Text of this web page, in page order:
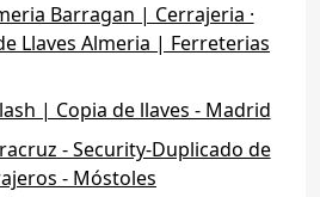
Barragan | Cerrajeria ·
Llaves Almeria | Ferreterias
| Copia de llaves - Madrid
- Security-Duplicado de
- Móstoles